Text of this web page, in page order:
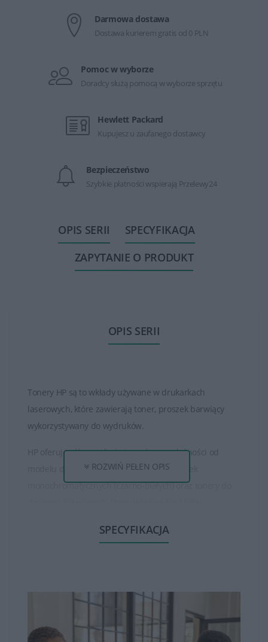
Darmowa dostawa
Dostawa kurierem gratis od 0 PLN
Pomoc w wyborze
Doradcy służą pomocą w wyborze sprzętu
Hewlett Packard
Kupujesz u zaufanego dostawcy
Bezpieczeństwo
Szybkie płatności wspierają Przelewy24
OPIS SERII
SPECYFIKACJA
ZAPYTANIE O PRODUKT
OPIS SERII
Tonery HP są to wkłady używane w drukarkach
laserowych, które zawierają toner, proszek barwiący
wykorzystywany do wydruków.
HP oferuje różne rodzaje tonerów, w zależności od
modelu drukarki. Istnieją tonery do drukarek
monochromatycznych (czarno-białych) oraz tonery do
Tonery HP są dostępne w różnych pojemnościach, od
standardowe, co jest korzystne dla osób, które drukują
Tonery HP zapewniają wysoką jakość wydruku, oferując
ROZWIŃ PEŁEN OPIS
SPECYFIKACJA